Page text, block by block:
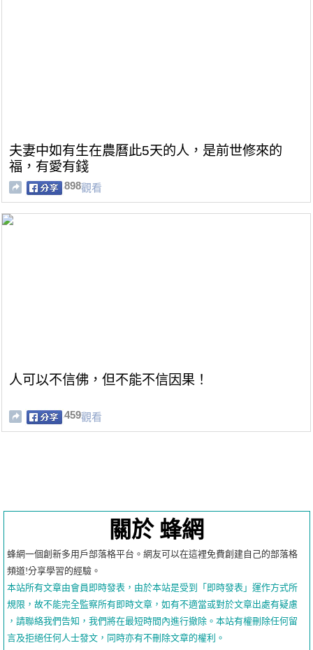
夫妻中如有生在農曆此5天的人，是前世修來的
福，有愛有錢
898觀看
人可以不信佛，但不能不信因果！
459觀看
關於 蜂網
蜂網一個創新多用戶部落格平台。網友可以在這裡免費創建自己的部落格
頻道!分享學習的經驗。
本站所有文章由會員即時發表，由於本站是受到「即時發表」運作方式所
規限，故不能完全監察所有即時文章，如有不適當或對於文章出處有疑慮
，請聯絡我們告知，我們將在最短時間內進行撤除。本站有權刪除任何留
言及拒絕任何人士發文，同時亦有不刪除文章的權利。